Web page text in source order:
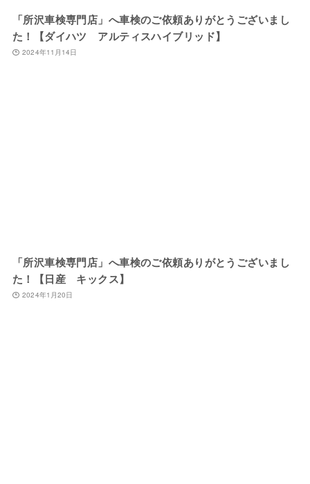
「所沢車検専門店」へ車検のご依頼ありがとうございまし
た！【ダイハツ アルティスハイブリッド】
2024年11月14日
「所沢車検専門店」へ車検のご依頼ありがとうございまし
た！【日産 キックス】
2024年1月20日